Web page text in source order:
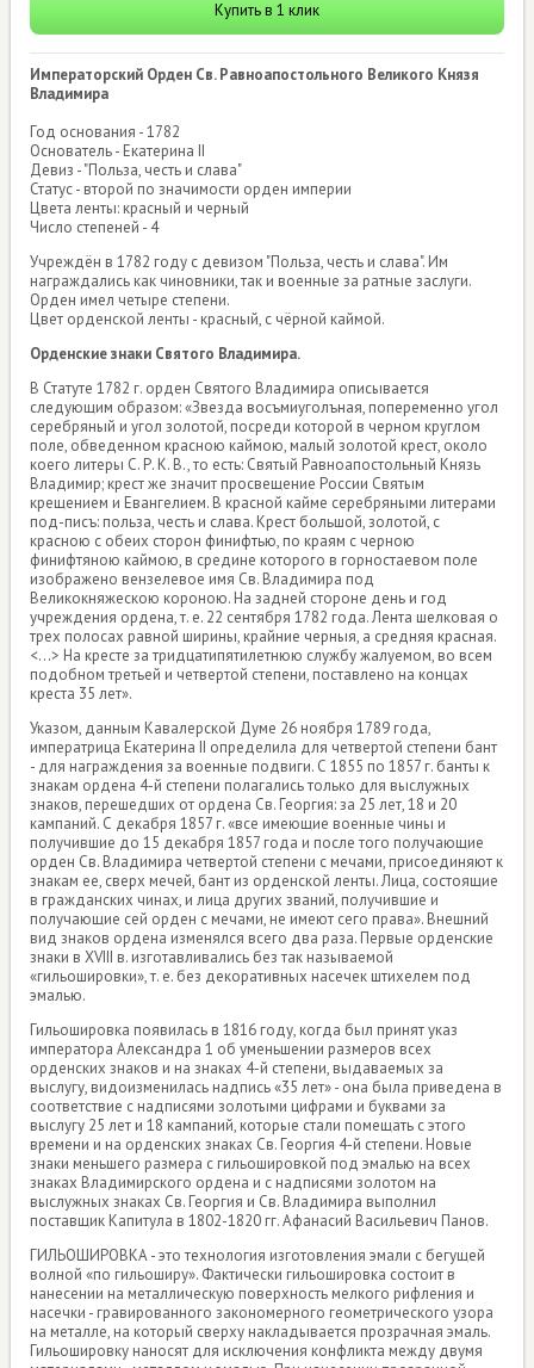
Купить в 1 клик
Императорский Орден Св. Равноапостольного Великого Князя
Владимира
Год основания - 1782
Основатель - Екатерина II
Девиз - "Польза, честь и слава"
Статус - второй по значимости орден империи
Цвета ленты: красный и черный
Число степеней - 4
Учреждён в 1782 году с девизом "Польза, честь и слава". Им
награждались как чиновники, так и военные за ратные заслуги.
Орден имел четыре степени.
Цвет орденской ленты - красный, с чёрной каймой.
Орденские знаки Святого Владимира.
В Статуте 1782 г. орден Святого Владимира описывается
следующим образом: «Звезда восъмиуголъная, попеременно угол
серебряный и угол золотой, посреди которой в черном круглом
поле, обведенном красною каймою, малый золотой крест, около
коего литеры С. Р. К. В., то есть: Святый Равноапостольный Князь
Владимир; крест же значит просвещение России Святым
крещением и Евангелием. В красной кайме серебряными литерами
под-писъ: польза, честь и слава. Крест большой, золотой, с
красною с обеих сторон финифтью, по краям с черною
финифтяною каймою, в средине которого в горностаевом поле
изображено вензелевое имя Св. Владимира под
Великокняжескою короною. На задней стороне день и год
учреждения ордена, т. е. 22 сентября 1782 года. Лента шелковая о
трех полосах равной ширины, крайние черныя, а средняя красная.
<...> На кресте за тридцатипятилетнюю службу жалуемом, во всем
подобном третьей и четвертой степени, поставлено на концах
креста 35 лет».
Указом, данным Кавалерской Думе 26 ноября 1789 года,
императрица Екатерина II определила для четвертой степени бант
- для награждения за военные подвиги. С 1855 по 1857 г. банты к
знакам ордена 4-й степени полагались только для выслужных
знаков, перешедших от ордена Св. Георгия: за 25 лет, 18 и 20
кампаний. С декабря 1857 г. «все имеющие военные чины и
получившие до 15 декабря 1857 года и после того получающие
орден Св. Владимира четвертой степени с мечами, присоединяют к
знакам ее, сверх мечей, бант из орденской ленты. Лица, состоящие
в гражданских чинах, и лица других званий, получившие и
получающие сей орден с мечами, не имеют сего права». Внешний
вид знаков ордена изменялся всего два раза. Первые орденские
знаки в XVIII в. изготавливались без так называемой
«гильошировки», т. е. без декоративных насечек штихелем под
эмалью.
Гильошировка появилась в 1816 году, когда был принят указ
императора Александра 1 об уменьшении размеров всех
орденских знаков и на знаках 4-й степени, выдаваемых за
выслугу, видоизменилась надпись «35 лет» - она была приведена в
соответствие с надписями золотыми цифрами и буквами за
выслугу 25 лет и 18 кампаний, которые стали помещать с этого
времени и на орденских знаках Св. Георгия 4-й степени. Новые
знаки меньшего размера с гильошировкой под эмалью на всех
знаках Владимирского ордена и с надписями золотом на
выслужных знаках Св. Георгия и Св. Владимира выполнил
поставщик Капитула в 1802-1820 гг. Афанасий Васильевич Панов.
ГИЛЬОШИРОВКА - это технология изготовления эмали с бегущей
волной «по гильоширу». Фактически гильошировка состоит в
нанесении на металлическую поверхность мелкого рифления и
насечки - гравированного закономерного геометрического узора
на металле, на который сверху накладывается прозрачная эмаль.
Гильошировку наносят для исключения конфликта между двумя